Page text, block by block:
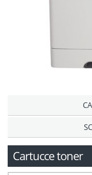
Cartucce toner